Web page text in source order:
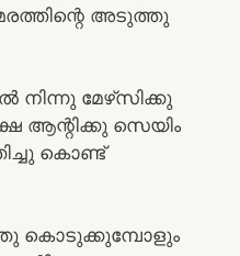
അടുത്തു
മേഴ്‌സിക്കു
ആന്റിക്കു സെയിം
കൊണ്ട്
കൊടുക്കുമ്പോളും